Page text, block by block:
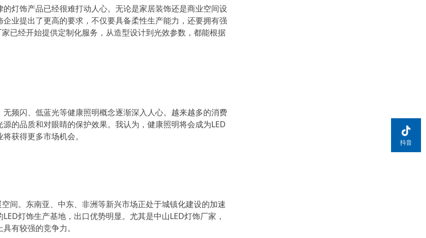
灯饰产品已经很难打动人心。无论是家居装饰还是商业空间设
业提出了更高的要求，不仅要具备柔性生产能力，还要拥有强
已经开始提供定制化服务，从造型设计到光效参数，都能根据
频闪、低蓝光等健康照明概念逐渐深入人心。越来越多的消费
的品质和对眼睛的保护效果。我认为，健康照明将会成为LED
获得更多市场机会。
间。东南亚、中东、非洲等新兴市场正处于城镇化建设的加速
灯饰生产基地，出口优势明显。尤其是中山LED灯饰厂家，
有较强的竞争力。
抖音